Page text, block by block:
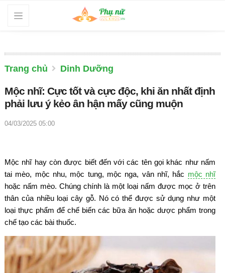
Trang chủ Dinh Dưỡng
Mộc nhĩ: Cực tốt và cực độc, khi ăn nhất định
phải lưu ý kẻo ân hận mấy cũng muộn
04/03/2025 05:00
Mộc nhĩ hay còn được biết đến với các tên gọi khác như nấm
tai mèo, mộc nhu, mộc tung, mộc nga, vân nhĩ, hắc mộc nhĩ
hoặc nấm mèo. Chúng chính là một loại nấm được mọc ở trên
thân của nhiều loại cây gỗ. Nó có thể được sử dụng như một
loại thực phẩm để chế biến các bữa ăn hoặc dược phẩm trong
chế tạo các bài thuốc.